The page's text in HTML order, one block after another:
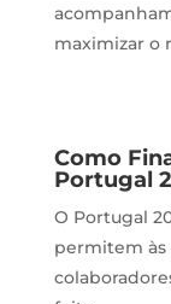
maximizar o
Como
Portugal
O Portugal
permitem às